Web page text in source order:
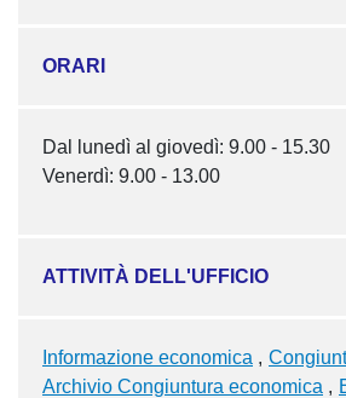
ORARI
Dal lunedì al giovedì: 9.00 - 15.30
Venerdì: 9.00 - 13.00
ATTIVITÀ DELL'UFFICIO
Informazione economica
Archivio Congiuntura economica